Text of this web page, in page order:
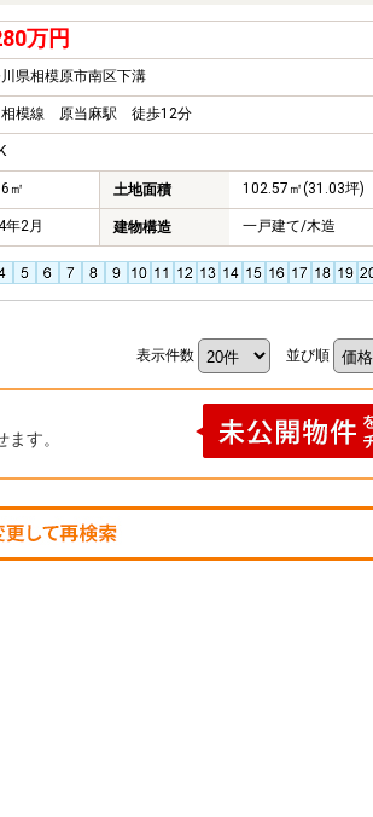
万円
県相模原市南区下溝
相模線 原当麻駅 徒歩12分
㎡ 土地面積 102.57㎡(31.03坪)
年2月 建物構造 一戸建て/木造
表示件数 並び順
す。